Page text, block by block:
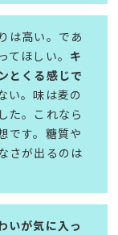
は高い。であ
ほしい。 キ
とくる感じで
い。味は麦の
た。これなら
です。糖質や
さが出るのは
いが気に入っ